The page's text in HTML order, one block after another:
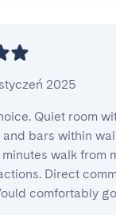
styczeń 2025
Quiet room
bars within
walk from
Direct
comfortably